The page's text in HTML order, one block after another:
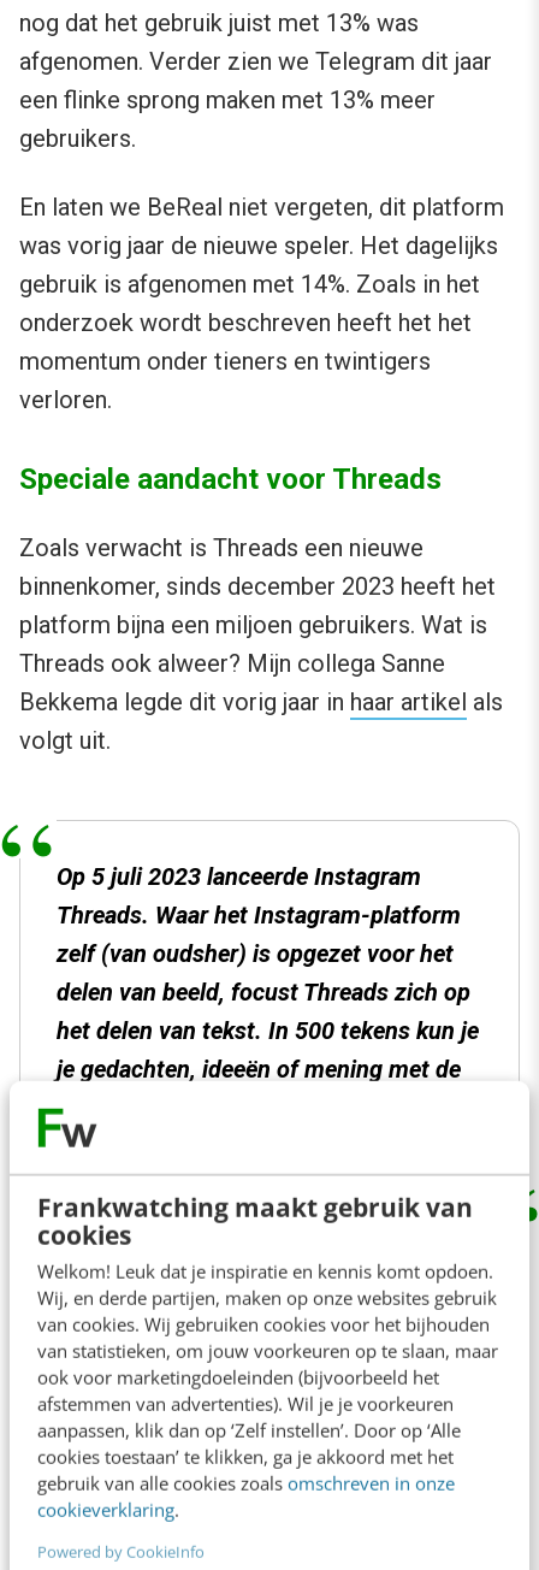
Frankwatching maakt gebruik van
cookies
Welkom! Leuk dat je inspiratie en kennis komt opdoen.
Wij, en derde partijen, maken op onze websites gebruik
van cookies. Wij gebruiken cookies voor het bijhouden
van statistieken, om jouw voorkeuren op te slaan, maar
ook voor marketingdoeleinden (bijvoorbeeld het
afstemmen van advertenties). Wil je je voorkeuren
aanpassen, klik dan op ‘Zelf instellen’. Door op ‘Alle
cookies toestaan’ te klikken, ga je akkoord met het
gebruik van alle cookies zoals omschreven in onze
cookieverklaring.
Powered by CookieInfo
nog dat het gebruik juist met 13% was
afgenomen. Verder zien we Telegram dit jaar
een flinke sprong maken met 13% meer
gebruikers.
En laten we BeReal niet vergeten, dit platform
was vorig jaar de nieuwe speler. Het dagelijks
gebruik is afgenomen met 14%. Zoals in het
onderzoek wordt beschreven heeft het het
momentum onder tieners en twintigers
verloren.
Speciale aandacht voor Threads
Zoals verwacht is Threads een nieuwe
binnenkomer, sinds december 2023 heeft het
platform bijna een miljoen gebruikers. Wat is
Threads ook alweer? Mijn collega Sanne
Bekkema legde dit vorig jaar in haar artikel als
volgt uit.
Op 5 juli 2023 lanceerde Instagram
Threads. Waar het Instagram-platform
zelf (van oudsher) is opgezet voor het
delen van beeld, focust Threads zich op
het delen van tekst. In 500 tekens kun je
je gedachten, ideeën of mening met de
wereld delen.
Waar Newcom met het onderzoek op inzoomt,
is dat het succes van Threads kortstondig lijkt.
Met ruim 400.000 afhakers is 1 op de 3
gebruikers sinds 14 december gestopt met het
platform.